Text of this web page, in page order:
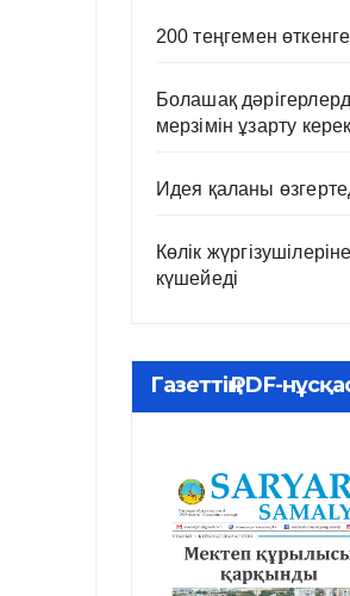
200 теңгемен
Болашақ
мерзімін ұзарту
Идея қаланы
Көлік
күшейеді
Газеттің PDF-